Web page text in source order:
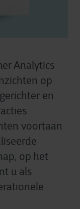
Analytics
op
en
voortaan
op het
u als